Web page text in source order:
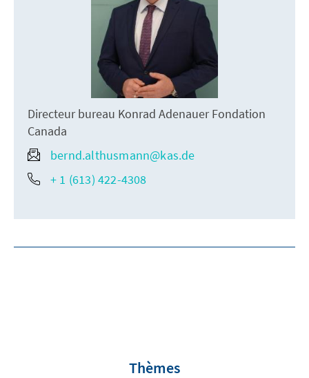
Directeur bureau Konrad Adenauer Fondation
Canada
bernd.althusmann@kas.de
+ 1 (613) 422-4308
Thèmes